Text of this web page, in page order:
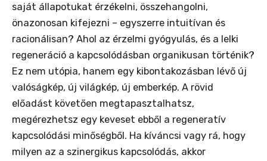
saját állapotukat érzékelni, összehangolni,
önazonosan kifejezni – egyszerre intuitívan és
racionálisan? Ahol az érzelmi gyógyulás, és a lelki
regeneráció a kapcsolódásban organikusan történik?
Ez nem utópia, hanem egy kibontakozásban lévő új
valóságkép, új világkép, új emberkép. A rövid
előadást követően megtapasztalhatsz,
megérezhetsz egy keveset ebből a regeneratív
kapcsolódási minőségből. Ha kíváncsi vagy rá, hogy
milyen az a szinergikus kapcsolódás, akkor